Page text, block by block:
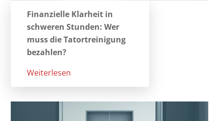
Finanzielle Klarheit in
schweren Stunden: Wer
muss die Tatortreinigung
bezahlen?
Weiterlesen